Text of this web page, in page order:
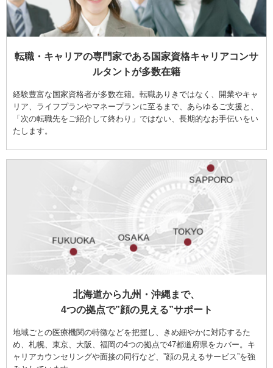
転職・キャリアの専門家である国家資格キャリアコンサ
ルタントが多数在籍
経験豊富な国家資格者が多数在籍。転職ありきではなく、開業やキャ
リア、ライフプランやマネープランに至るまで、あらゆるご支援と、
「次の転職先をご紹介して終わり」ではない、長期的なお手伝いをい
たします。
北海道から九州・沖縄まで、
4つの拠点で”顔の見える”サポート
地域ごとの医療機関の特徴などを把握し、きめ細やかに対応するた
め、札幌、東京、大阪、福岡の4つの拠点で47都道府県をカバー。キ
ャリアカウンセリングや面接の同行など、”顔の見えるサービス”を強